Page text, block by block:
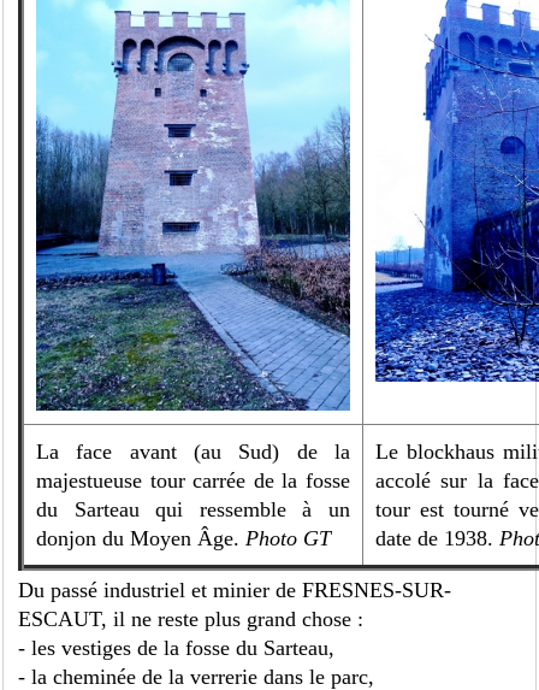
La face avant (au Sud) de la
majestueuse tour carrée de la fosse
du Sarteau qui ressemble à un
donjon du Moyen Âge. Photo GT
Le blockhaus
accolé sur la
tour est tourné
date de 1938.
Du passé industriel et minier de FRESNES-SUR-
ESCAUT, il ne reste plus grand chose :
- les vestiges de la fosse du Sarteau,
- la cheminée de la verrerie dans le parc,